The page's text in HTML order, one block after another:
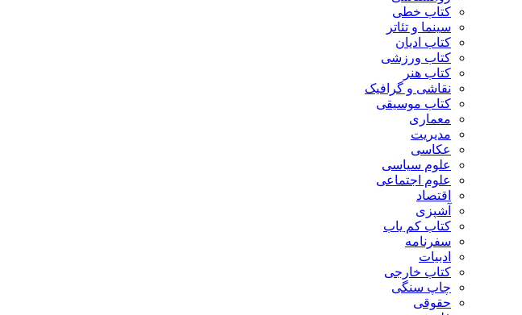
کتاب خطی
سینما و تئاتر
کتاب ادیان
کتاب ورزشی
کتاب هنر
نقاشی و گرافیک
کتاب موسیقی
معماری
مدیریت
عکاسی
علوم سیاسی
علوم اجتماعی
اقتصاد
آشپزی
کتاب کم یاب
سفرنامه
ادبیات
کتاب خارجی
چاپ سنگی
حقوقی